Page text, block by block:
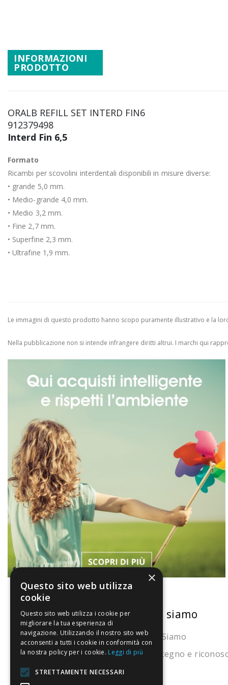
immagini
INFORMAZIONI
PRODOTTO
ORALB REFILL SET INTERD FIN6
912379498
Interd Fin 6,5
Formato
Ricambi per scovolini interdentali disponibili in misure diverse:
• grande 5,0 mm.
• Medio-grande 4,0 mm.
• Medio 3,2 mm.
• Fine 2,7 mm.
• Superfine 2,3 mm.
• Ultrafine 1,9 mm.
Le immagini di questo prodotto hanno scopo puramente illustrativo e la
Nella pubblicazione non si intende infrangere diritti altrui. I marchi qui
La nostra convenienza
Il risparmio che fa ambiente
Il nostro manifesto
Il blog
Chi siamo
Chi Siamo
Sostegno e
×
Questo sito web utilizza
cookie
Questo sito web utilizza i cookie per
migliorare la tua esperienza di
navigazione. Utilizzando il nostro sito web
acconsenti a tutti i cookie in conformità con
la nostra policy per i cookie. Leggi di più
STRETTAMENTE NECESSARI